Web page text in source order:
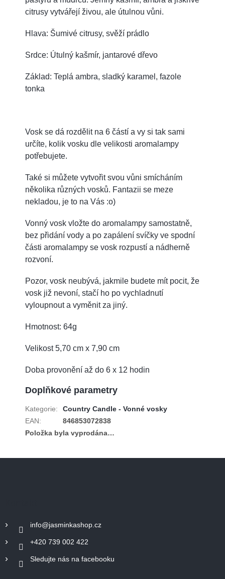
citrusy vytvářejí živou, ale útulnou vůni.
Hlava: Šumivé citrusy, svěží prádlo
Srdce: Útulný kašmír, jantarové dřevo
Základ: Teplá ambra, sladký karamel, fazole
tonka
Vosk se dá rozdělit na 6 částí a vy si tak sami
určíte, kolik vosku dle velikosti aromalampy
potřebujete.
Také si můžete vytvořit svou vůni smícháním
několika různých vosků. Fantazii se meze
nekladou, je to na Vás :o)
Vonný vosk vložte do aromalampy samostatně,
bez přidání vody a po zapálení svíčky ve spodní
části aromalampy se vosk rozpustí a nádherně
rozvoní.
Pozor, vosk neubývá, jakmile budete mít pocit, že
vosk již nevoní, stačí ho po vychladnutí
vyloupnout a vyměnit za jiný.
Hmotnost: 64g
Velikost 5,70 cm x 7,90 cm
Doba provonění až do 6 x 12 hodin
Doplňkové parametry
Kategorie:
Country Candle - Vonné vosky
EAN:
846853072838
Položka byla vyprodána…
info@jasminkashop.cz
+420 739 002 422
Sledujte nás na facebooku